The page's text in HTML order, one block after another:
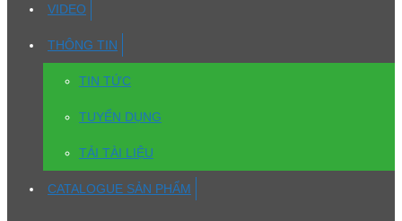
VIDEO
THÔNG TIN
TIN TỨC
TUYỂN DỤNG
TẢI TÀI LIỆU
CATALOGUE SẢN PHẨM